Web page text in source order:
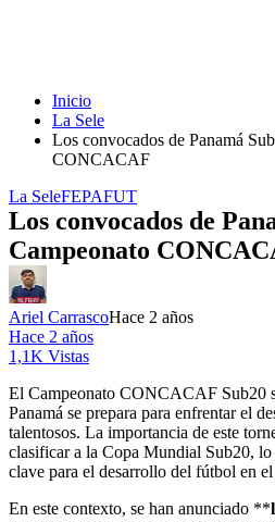
Inicio
La Sele
Los convocados de Panamá
CONCACAF
La SeleFEPAFUT
Los convocados de
Campeonato
Ariel CarrascoHace 2 años
Hace 2 años
1,1K Vistas
El Campeonato CONCACAF Sub20
Panamá se prepara para enfrentar el
talentosos. La importancia de este
clasificar a la Copa Mundial Sub20,
clave para el desarrollo del fútbol en el
En este contexto, se han anunciado **